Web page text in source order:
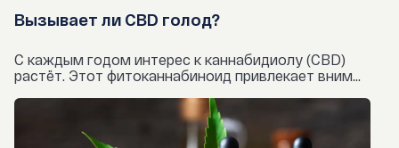
Вызывает ли CBD голод?
С каждым годом интерес к каннабидиолу (CBD)
растёт. Этот фитоканнабиноид привлекает вним...